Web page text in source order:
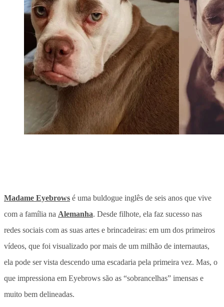
Madame Eyebrows é uma buldogue inglês de seis anos que vive
com a família na Alemanha. Desde filhote, ela faz sucesso nas
redes sociais com as suas artes e brincadeiras: em um dos primeiros
vídeos, que foi visualizado por mais de um milhão de internautas,
ela pode ser vista descendo uma escadaria pela primeira vez. Mas, o
que impressiona em Eyebrows são as “sobrancelhas” imensas e
muito bem delineadas.